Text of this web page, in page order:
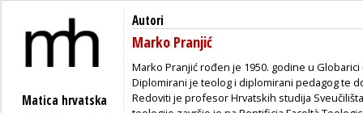
Matica hrvatska
Autori
Marko Pranjić
Marko Pranjić rođen je 1950. godine u
Diplomirani je teolog i diplomirani pedagog te
Redoviti je profesor Hrvatskih studija